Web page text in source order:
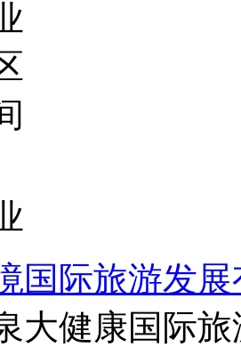
国际旅游发
大健康国际